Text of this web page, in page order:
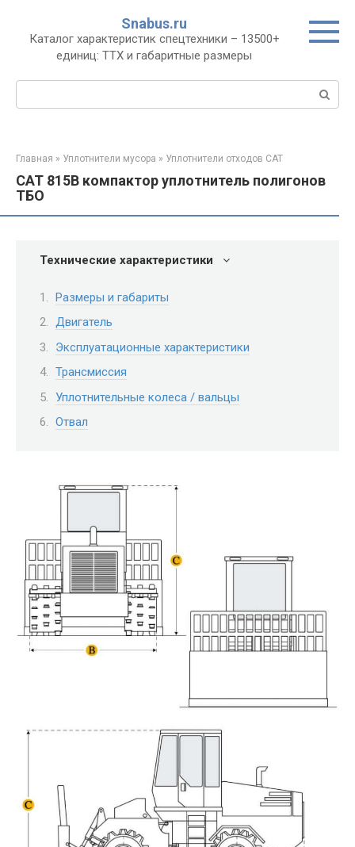
контенту
Snabus.ru
Каталог характеристик спецтехники – 13500+
единиц: ТТХ и габаритные размеры
Главная » Уплотнители мусора » Уплотнители отходов CAT
CAT 815B компактор уплотнитель полигонов
ТБО
Технические характеристики
Размеры и габариты
Двигатель
Эксплуатационные характеристики
Трансмиссия
Уплотнительные колеса / вальцы
Отвал